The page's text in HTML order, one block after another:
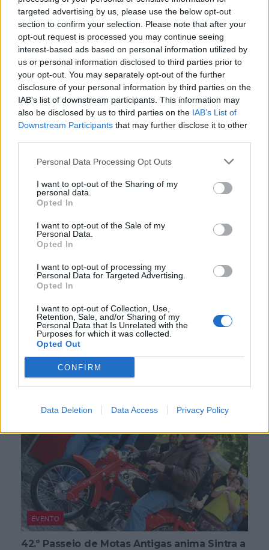
targeted advertising by us, please use the below opt-out
section to confirm your selection. Please note that after your
opt-out request is processed you may continue seeing
interest-based ads based on personal information utilized by
us or personal information disclosed to third parties prior to
your opt-out. You may separately opt-out of the further
disclosure of your personal information by third parties on the
IAB’s list of downstream participants. This information may
also be disclosed by us to third parties on the IAB’s List of
Downstream Participants that may further disclose it to other
Personal Data Processing Opt Outs
I want to opt-out of the Sharing of my
personal data.
Opted In
I want to opt-out of the Sale of my
Personal Data.
Opted In
I want to opt-out of processing my
Personal Data for Targeted Advertising.
Opted In
I want to opt-out of Collection, Use,
Retention, Sale, and/or Sharing of my
Personal Data that Is Unrelated with the
Purposes for which it was collected.
Opted Out
CONFIRM
Data Deletion Data Access Privacy Policy
Tags: destaque
Ivan Cervantes
Recorde do Guinness
Triumph Tiger 1200
RELACIONADOS
MOTOMAIS
Indian Chief Vintage Sturgis – Nova versão
limitada
A nova Indian Chief Vintage Sturgis, SD Edition,
homenageia o papel fundamental da Indian Motorcycle nas
origens do encontro...
FERNANDO NETO
EVENTO
42.º Passeio de Motas Antigas anima Sintra a